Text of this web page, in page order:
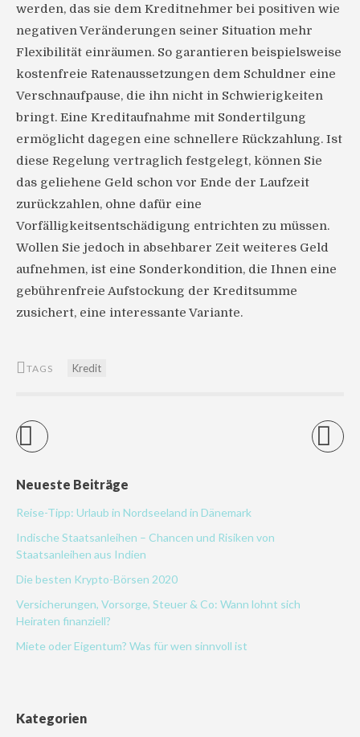
werden, das sie dem Kreditnehmer bei positiven wie
negativen Veränderungen seiner Situation mehr
Flexibilität einräumen. So garantieren beispielsweise
kostenfreie Ratenaussetzungen dem Schuldner eine
Verschnaufpause, die ihn nicht in Schwierigkeiten
bringt. Eine Kreditaufnahme mit Sondertilgung
ermöglicht dagegen eine schnellere Rückzahlung. Ist
diese Regelung vertraglich festgelegt, können Sie
das geliehene Geld schon vor Ende der Laufzeit
zurückzahlen, ohne dafür eine
Vorfälligkeitsentschädigung entrichten zu müssen.
Wollen Sie jedoch in absehbarer Zeit weiteres Geld
aufnehmen, ist eine Sonderkondition, die Ihnen eine
gebührenfreie Aufstockung der Kreditsumme
zusichert, eine interessante Variante.
TAGS Kredit
Neueste Beiträge
Reise-Tipp: Urlaub in Nordseeland in Dänemark
Indische Staatsanleihen – Chancen und Risiken von
Staatsanleihen aus Indien
Die besten Krypto-Börsen 2020
Versicherungen, Vorsorge, Steuer & Co: Wann lohnt sich
Heiraten finanziell?
Miete oder Eigentum? Was für wen sinnvoll ist
Kategorien